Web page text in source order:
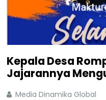
Kepala Desa
Jajarannya
Media Dinamika Global